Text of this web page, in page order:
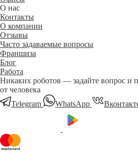
О нас
Контакты
О компании
Отзывы
Часто задаваемые вопросы
Франшиза
Блог
Работа
Никаких роботов — задайте вопрос и
от человека
Telegram
WhatsApp